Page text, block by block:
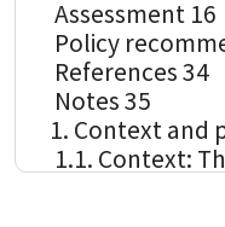
  Assessment 16
Policy
  References 34
  Notes 35
1. Context and
1.1. Context: